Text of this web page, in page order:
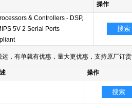
操作
& Controllers - DSP,
5V 2 Serial Ports
搜索
，有单就有优惠，量大更优惠，支持原厂订货
操作
搜索